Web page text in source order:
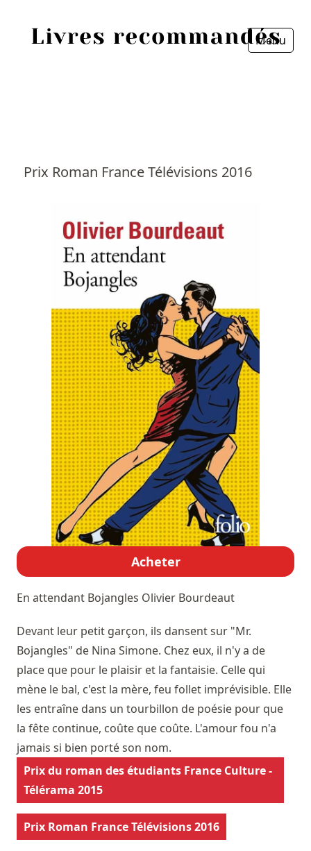
Menu
Prix Roman France Télévisions 2016
Acheter
En attendant Bojangles Olivier Bourdeaut
Devant leur petit garçon, ils dansent sur "Mr.
Bojangles" de Nina Simone. Chez eux, il n'y a de
place que pour le plaisir et la fantaisie. Celle qui
mène le bal, c'est la mère, feu follet imprévisible. Elle
les entraîne dans un tourbillon de poésie pour que
la fête continue, coûte que coûte. L'amour fou n'a
jamais si bien porté son nom.
Prix du roman des étudiants France Culture -
Télérama 2015
Prix Roman France Télévisions 2016
Livres les plus recommandés
Prix littéraires
Fermer